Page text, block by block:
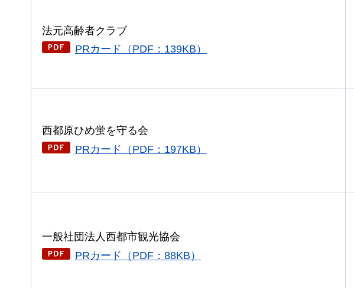
法元高齢者クラブ
PRカード（PDF：139KB）
西都原ひめ蛍を守る会
PRカード（PDF：197KB）
一般社団法人西都市観光協会
PRカード（PDF：88KB）